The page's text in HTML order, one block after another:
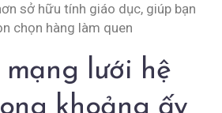
sở hữu tính giáo dục, giúp bạn
chọn hàng làm quen
lưới hệ